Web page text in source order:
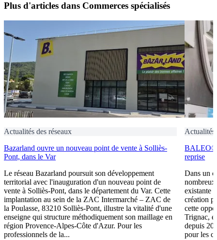
Plus d'articles dans Commerces spécialisés
Actualités des réseaux
Bazarland ouvre un nouveau point de vente à Solliès-
Pont, dans le Var
Le réseau Bazarland poursuit son développement
territorial avec l'inauguration d'un nouveau point de
vente à Solliès-Pont, dans le département du Var. Cette
implantation au sein de la ZAC Intermarché – ZAC de
la Poulasse, 83210 Solliès-Pont, illustre la vitalité d'une
enseigne qui structure méthodiquement son maillage en
région Provence-Alpes-Côte d'Azur. Pour les
professionnels de la...
Actualités
BALEO®
reprise
Dans un
nombreux
existante
création
cette
Trignac,
depuis
pour les